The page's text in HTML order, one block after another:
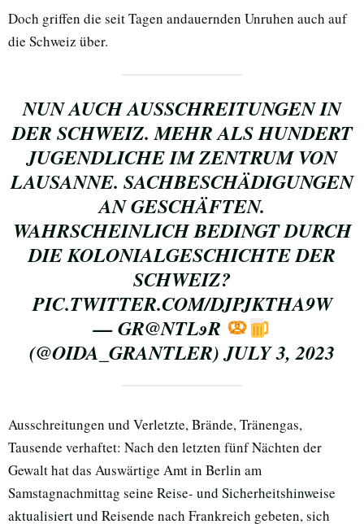
Doch griffen die seit Tagen andauernden Unruhen auch auf
die Schweiz über.
NUN AUCH AUSSCHREITUNGEN IN
DER SCHWEIZ. MEHR ALS HUNDERT
JUGENDLICHE IM ZENTRUM VON
LAUSANNE. SACHBESCHÄDIGUNGEN
AN GESCHÄFTEN.
WAHRSCHEINLICH BEDINGT DURCH
DIE KOLONIALGESCHICHTE DER
SCHWEIZ?
PIC.TWITTER.COM/DJPJKTHA9W
— GR@NTLɘR
(@OIDA_GRANTLER)JULY 3, 2023
Ausschreitungen und Verletzte, Brände, Tränengas,
Tausende verhaftet: Nach den letzten fünf Nächten der
Gewalt hat das Auswärtige Amt in Berlin am
Samstagnachmittag seine Reise- und Sicherheitshinweise
aktualisiertund Reisende nach Frankreich gebeten, sich